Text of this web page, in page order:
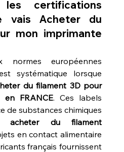
certifications
vais Acheter du
mon imprimante
normes européennes
systématique lorsque
du filament 3D pour
FRANCE. Ces labels
de substances chimiques
acheter du filament
en contact alimentaire
français fournissent